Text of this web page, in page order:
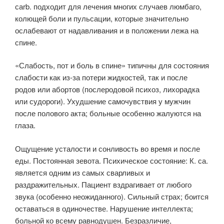
саrb. подходит для лечения многих случаев люмбаго,
колющей боли и пульсации, которые значительно
ослабевают от надавливания и в положении лежа на
спине.
«Слабость, пот и боль в спине» типичны для состояния
слабости как из-за потери жидкостей, так и после
родов или абортов (послеродовой психоз, лихорадка
или судороги). Ухудшение самочувствия у мужчин
после полового акта; больные особенно жалуются на
глаза.
Ощущение усталости и сонливость во время и после
еды. Постоянная зевота. Психическое состояние: К. са.
является одним из самых сварливых и
раздражительных. Пациент вздрагивает от любого
звука (особенно неожиданного). Сильный страх; боится
оставаться в одиночестве. Нарушение интеллекта;
больной ко всему равнодушен. Безразличие,